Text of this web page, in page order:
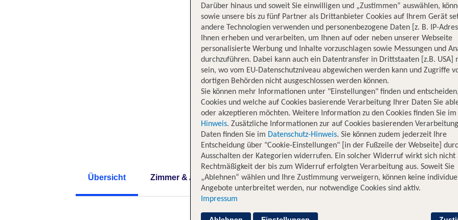
Übersicht Zimmer & Angebote Hotelinformationen Lage Bewertungen
Darüber hinaus und soweit Sie einwilligen und „Zustimmen“ auswählen,
sowie unsere bis zu fünf Partner als Drittanbieter Cookies auf Ihrem Gerät
andere Technologien verwenden und personenbezogene Daten [z. B. IP-
Ihnen erheben und verarbeiten, um Ihnen auf oder neben unserer Webseite
personalisierte Werbung und Inhalte vorzuschlagen sowie Messungen und
durchzuführen. Dabei kann auch ein Datentransfer in Drittstaaten [z.B. USA]
sein, wo vom EU-Datenschutzniveau abgewichen werden kann und Zugriffe
dortigen Behörden nicht ausgeschlossen werden können.
Sie können mehr Informationen unter "Einstellungen" finden und
Cookies und welche auf Cookies basierende Verarbeitung Ihrer Daten Sie
oder akzeptieren möchten. Weitere Information zu den Cookies finden Sie im
Hinweis. Zusätzliche Informationen zur auf Cookies basierenden
Daten finden Sie im Datenschutz-Hinweis. Sie können zudem jederzeit Ihre
Entscheidung über "Cookie-Einstellungen" [in der Fußzeile der Webseite]
Ausschalten der Kategorien widerrufen. Ein solcher Widerruf wirkt sich nicht
Rechtmäßigkeit der bis zum Widerruf erfolgten Verarbeitung aus. Soweit Sie
„Ablehnen“ wählen und Ihre Zustimmung verweigern, können keine
Angebote unterbreitet werden, nur notwendige Cookies sind aktiv.
Impressum